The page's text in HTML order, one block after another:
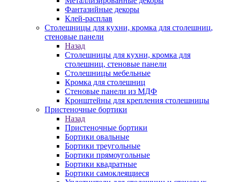
Фантазийные декоры
Клей-расплав
Столешницы для кухни, кромка для столешниц,
стеновые панели
Назад
Столешницы для кухни, кромка для
столешниц, стеновые панели
Столешницы мебельные
Кромка для столешниц
Стеновые панели из МДФ
Кронштейны для крепления столешницы
Пристеночные бортики
Назад
Пристеночные бортики
Бортики овальные
Бортики треугольные
Бортики прямоугольные
Бортики квадратные
Бортики самоклеящиеся